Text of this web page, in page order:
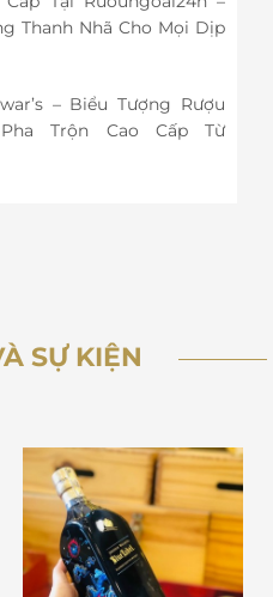
Thanh Nhã Cho Mọi Dịp
– Biểu Tượng Rượu
Trộn Cao Cấp Từ
SỰ KIỆN